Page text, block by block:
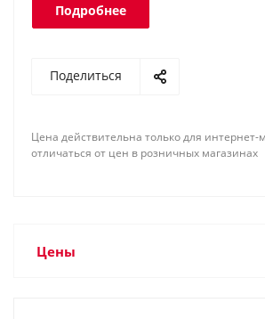
Подробнее
Поделиться
Цена действительна только для
отличаться от цен в розничных магазинах
Цены